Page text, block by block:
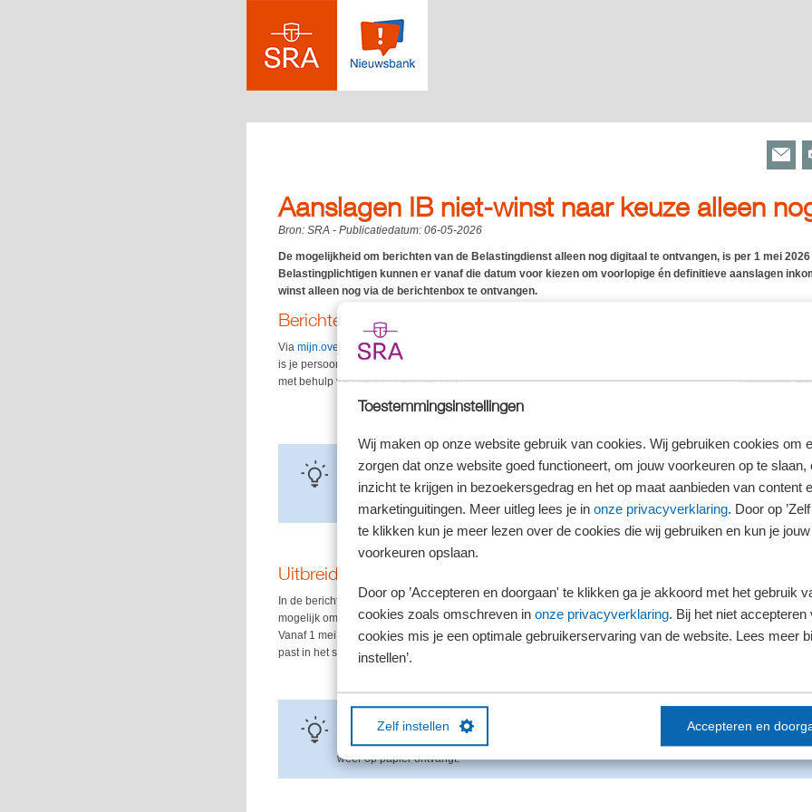
Toestemmingsinstellingen
Wij maken op onze website gebruik van cookies. Wij gebruiken cookies om
zorgen dat onze website goed functioneert, om jouw voorkeuren op te slaan,
inzicht te krijgen in bezoekersgedrag en het op maat aanbieden van content
marketinguitingen. Meer uitleg lees je in onze privacyverklaring. Door op ’Zelf
te klikken kun je meer lezen over de cookies die wij gebruiken en kun je jouw
voorkeuren opslaan.
Door op ’Accepteren en doorgaan' te klikken ga je akkoord met het gebruik
cookies zoals omschreven in onze privacyverklaring. Bij het niet accepteren
cookies mis je een optimale gebruikerservaring van de website. Lees meer
instellen’.
Zelf instellen Accepteren en
Aanslagen IB niet-winst naar keuze alleen
Bron:SRA - Publicatiedatum:06-05-2026
De mogelijkheid om berichten van de Belastingdienst alleen nog digitaal te ontvangen, is per 1 mei
Belastingplichtigen kunnen er vanaf die datum voor kiezen om voorlopige én definitieve aanslagen
winst alleen nog via de berichtenbox te ontvangen.
Berichtenbox
Viamijn.overheid.nlkun je met behulp van DigiD toegang krijgen tot je berichtenbox. Dit
is je persoonlijke digitale brievenbus voor post van de overheid. Toegang is ook mogelijk
met behulp van de app Berichtenbox.
Je kunt aangeven een email te willen ontvangen als er nieuwe post in je berichtenbox is
krijgen als er nog ongelezen post in je berichtenbox zit.
Uitbreiding
In de berichtenbox kun je aangeven van welke organisaties je de post digitaal wilt ontvangen. Vanaf 8
mogelijk om aan te geven dat je de uitnodiging tot het doen van aangifte IB alleen digitaal van de
Vanaf 1 mei 2026 kan dat dit ook voor de voorlopige en definitieve aangifte IB niet-winst. De uitbreiding met
past in het streven het totale berichtenverkeer van de Belastingdienst digitaal te versturen.
Een eenmaal gemaakte keuze kan altijd worden herzien, zodat je vanaf dat moment de post
weer op papier ontvangt.